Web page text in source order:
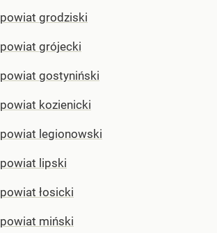
powiat grodziski
powiat grójecki
powiat gostyniński
powiat kozienicki
powiat legionowski
powiat lipski
powiat łosicki
powiat miński